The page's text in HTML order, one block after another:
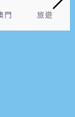
門 旅遊